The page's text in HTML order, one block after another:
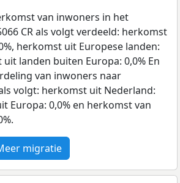
van inwoners in het
CR als volgt verdeeld: herkomst
herkomst uit Europese landen:
landen buiten Europa: 0,0% En
van inwoners naar
volgt: herkomst uit Nederland:
Europa: 0,0% en herkomst van
migratie